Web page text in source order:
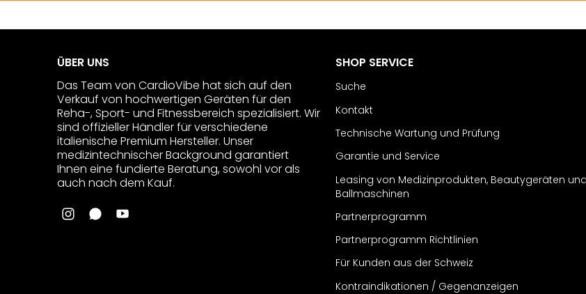
ÜBER UNS
Das Team von CardioVibe hat sich auf den
Verkauf von hochwertigen Geräten für den
Reha-, Sport- und Fitnessbereich spezialisiert. Wir
sind offizieller Händler für verschiedene
italienische Premium Hersteller. Unser
medizintechnischer Background garantiert
Ihnen eine fundierte Beratung, sowohl vor als
auch nach dem Kauf.
SHOP SERVICE
Suche
Kontakt
Technische Wartung und Prüfung
Garantie und Service
Leasing von Medizinprodukten, Beautygeräten und
Ballmaschinen
Partnerprogramm
Partnerprogramm Richtlinien
Für Kunden aus der Schweiz
Kontraindikationen / Gegenanzeigen